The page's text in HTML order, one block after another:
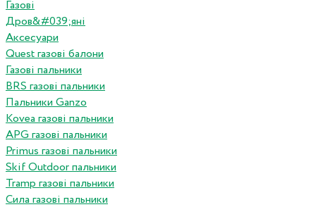
Газові
Дров&#039;яні
Аксесуари
Quest газові балони
Газові пальники
BRS газові пальники
Пальники Ganzo
Kovea газові пальники
APG газові пальники
Primus газові пальники
Skif Outdoor пальники
Tramp газові пальники
Сила газові пальники